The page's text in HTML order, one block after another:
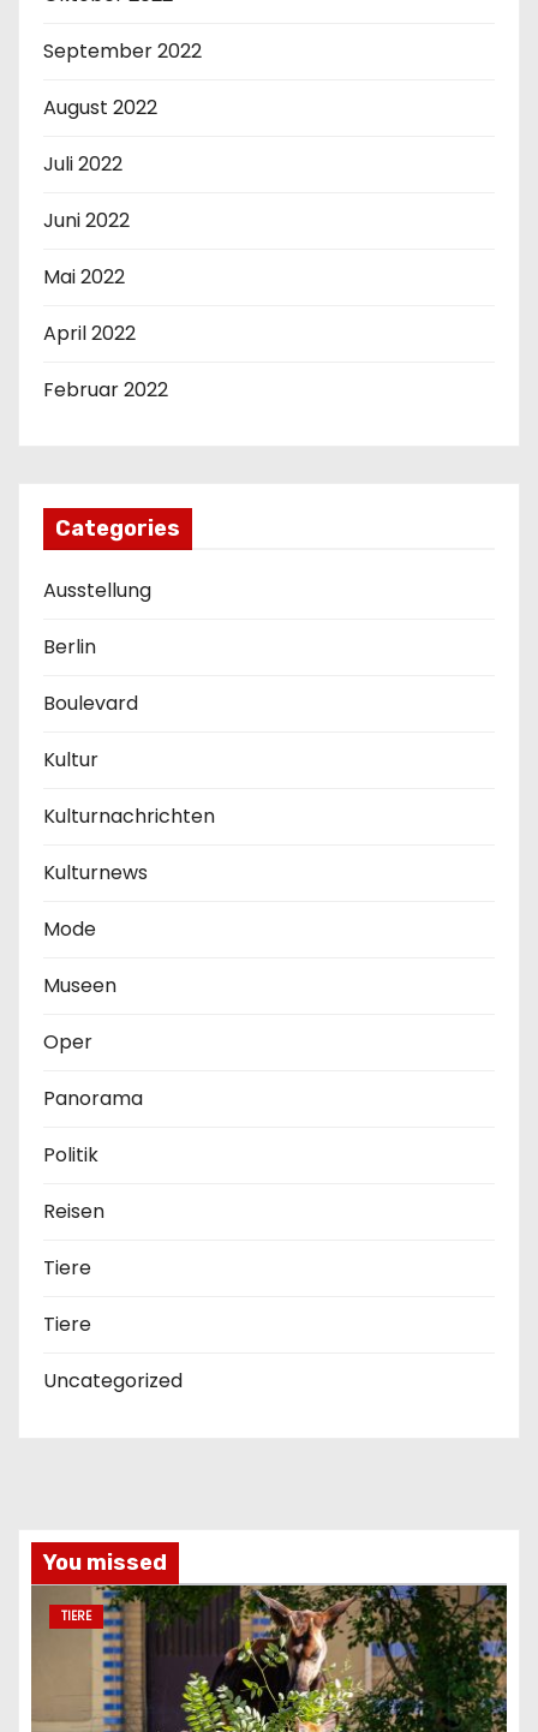
September 2022
August 2022
Juli 2022
Juni 2022
Mai 2022
April 2022
Februar 2022
Categories
Ausstellung
Berlin
Boulevard
Kultur
Kulturnachrichten
Kulturnews
Mode
Museen
Oper
Panorama
Politik
Reisen
Tiere
Tiere
Uncategorized
You missed
TIERE